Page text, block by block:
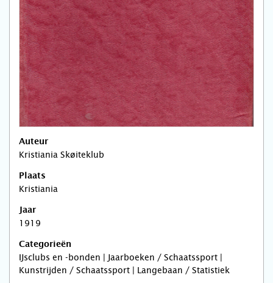
Auteur
Kristiania Skøiteklub
Plaats
Kristiania
Jaar
1919
Categorieën
IJsclubs en -bonden | Jaarboeken / Schaatssport |
Kunstrijden / Schaatssport | Langebaan / Statistiek